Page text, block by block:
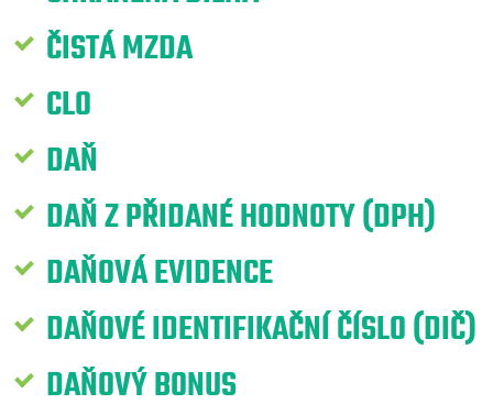
ČISTÁ MZDA
CLO
DAŇ
DAŇ Z PŘIDANÉ HODNOTY (DPH)
DAŇOVÁ EVIDENCE
DAŇOVÉ IDENTIFIKAČNÍ ČÍSLO (DIČ)
DAŇOVÝ BONUS